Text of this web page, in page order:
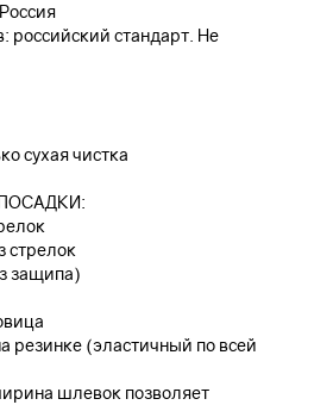
российский стандарт. Не
сухая чистка
стрелок
защипа)
резинке (эластичный по всей
шлевок позволяет